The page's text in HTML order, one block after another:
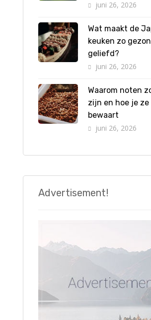
juni 26, 2026
Wat maakt de
keuken zo
geliefd?
juni 26, 2026
Waarom noten
zijn en hoe je
bewaart
juni 26, 2026
Advertisement!